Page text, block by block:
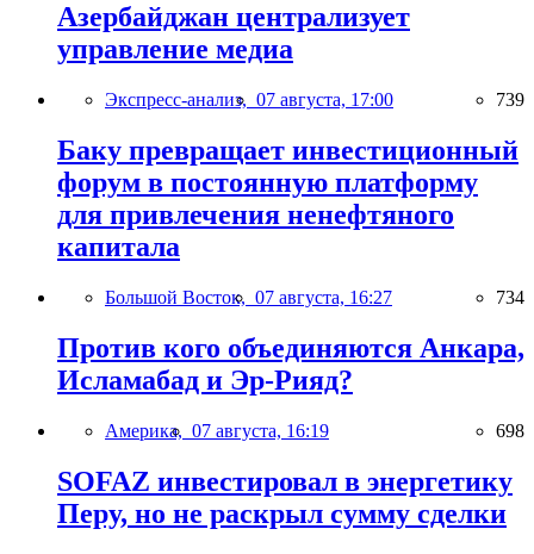
Азербайджан централизует
управление медиа
Экспресс-анализ, 07 августа, 17:00 739
Баку превращает инвестиционный
форум в постоянную платформу
для привлечения ненефтяного
капитала
Большой Восток, 07 августа, 16:27 734
Против кого объединяются Анкара,
Исламабад и Эр-Рияд?
Америка, 07 августа, 16:19 698
SOFAZ инвестировал в энергетику
Перу, но не раскрыл сумму сделки